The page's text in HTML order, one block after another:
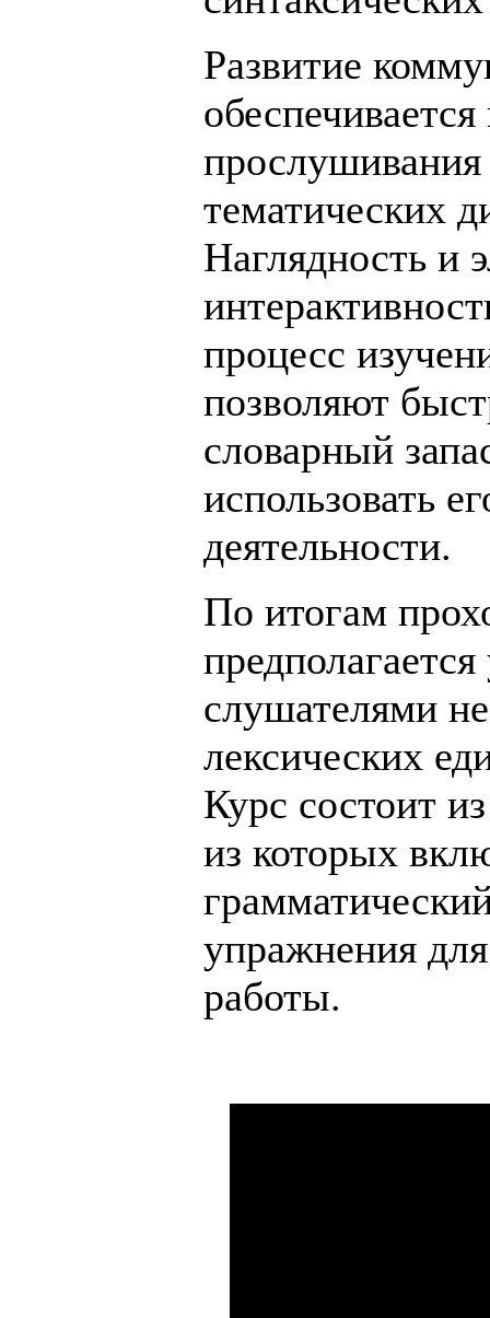
Развитие
прослушивания
тематических
Наглядность и
процесс
позволяют
словарный
использовать
деятельности.
По итогам
слушателями
лексических
Курс состоит
из которых
упражнения
работы.